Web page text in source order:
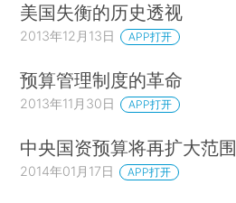
美国失衡的历史透视
2013年12月13日 APP打开
预算管理制度的革命
2013年11月30日 APP打开
中央国资预算将再扩大范围
2014年01月17日 APP打开